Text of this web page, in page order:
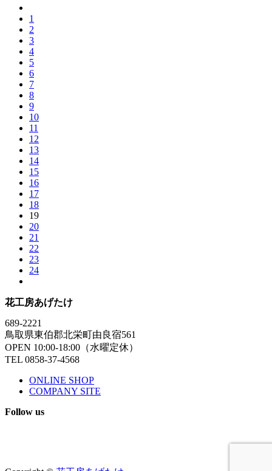
1
2
3
4
5
6
7
8
9
10
11
12
13
14
15
16
17
18
19
20
21
22
23
24
花工房あげたけ
689-2221
鳥取県東伯郡北栄町由良宿561
OPEN 10:00-18:00（水曜定休）
TEL 0858-37-4568
ONLINE SHOP
COMPANY SITE
Follow us